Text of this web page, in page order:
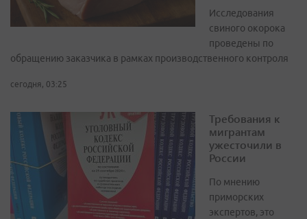
Исследования
свиного окорока
проведены по
обращению заказчика в рамках производственного контроля
сегодня, 03:25
Требования к
мигрантам
ужесточили в
России
По мнению
приморских
экспертов, это